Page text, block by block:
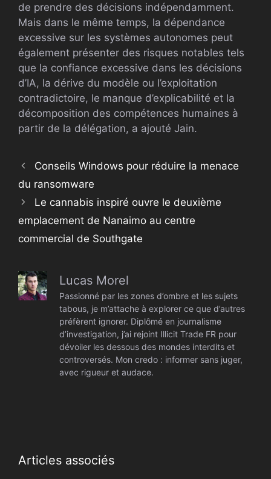
de prendre des décisions indépendamment.
Mais dans le même temps, la dépendance
excessive sur les systèmes autonomes peut
également présenter des risques notables tels
que la confiance excessive dans les décisions
d’IA, la dérive du modèle ou l’exploitation
contradictoire, le manque d’explicabilité et la
décomposition des compétences humaines à
partir de la délégation, a ajouté Jain.
Conseils Windows pour réduire la menace
du ransomware
Le cannabis inspiré ouvre le deuxième
emplacement de Nanaimo au centre
commercial de Southgate
Lucas Morel
Passionné par les zones d’ombre et les sujets
tabous, je m’attache à explorer ce que d’autres
préfèrent ignorer. Diplômé en journalisme
d’investigation, j’ai rejoint Illicit Trade FR pour
dévoiler les dessous des mondes interdits et
controversés. Mon credo : informer sans juger,
avec rigueur et audace.
Articles associés